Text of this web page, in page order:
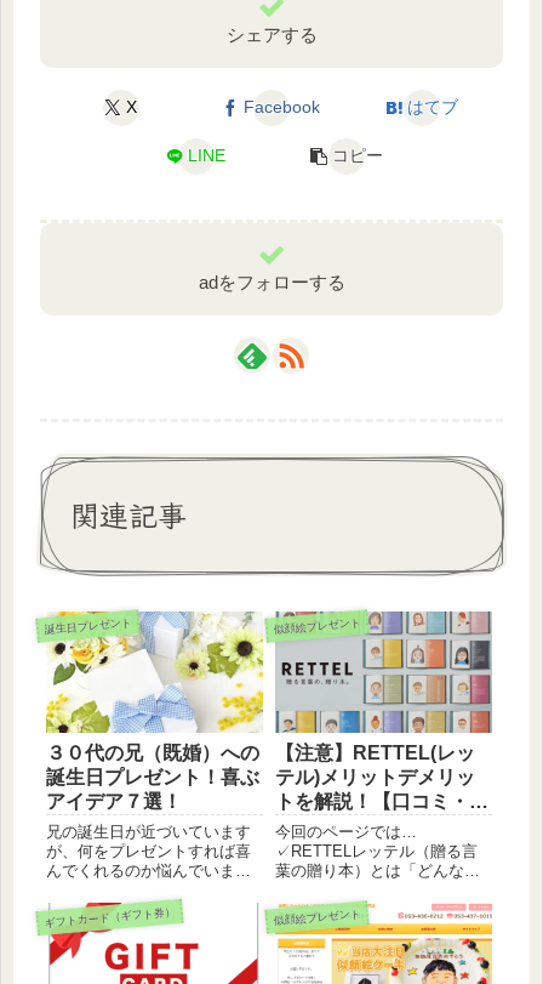
シェアする
X Facebook はてブ
LINE コピー
adをフォローする
関連記事
誕生日プレゼント
３０代の兄（既婚）への
誕生日プレゼント！喜ぶ
アイデア７選！
兄の誕生日が近づいています
が、何をプレゼントすれば喜
んでくれるのか悩んでいませ
の男性としての役割を果たし
ているため、どんなプレゼン
トが喜ばれるのか迷うことも
あるでしょう。そこで今回の
似顔絵プレゼント
【注意】RETTEL(レッ
テル)メリットデメリッ
トを解説！【口コミ・評
判】贈る言葉の贈り本
今回のページでは…
✓RETTELレッテル（贈る言
葉の贈り本）とは「どんなサ
リットは？」といったことを
中心に、口コミ・評判などを
もとに紹介していきます。
「RETTELレッテル（贈る言
ギフトカード（ギフト券） 似顔絵プレゼント